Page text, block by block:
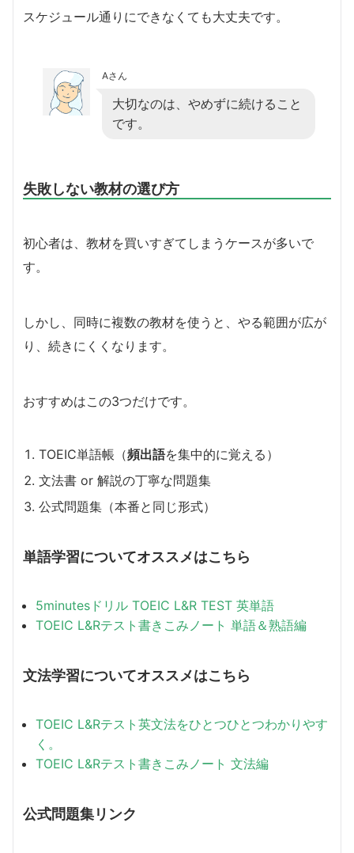
スケジュール通りにできなくても大丈夫です。
Aさん
大切なのは、やめずに続けること
です。
失敗しない教材の選び方
初心者は、教材を買いすぎてしまうケースが多いで
す。
しかし、同時に複数の教材を使うと、やる範囲が広が
り、続きにくくなります。
おすすめはこの3つだけです。
TOEIC単語帳（頻出語を集中的に覚える）
文法書 or 解説の丁寧な問題集
公式問題集（本番と同じ形式）
単語学習についてオススメはこちら
5minutesドリル TOEIC L&R TEST 英単語
TOEIC L&Rテスト書きこみノート 単語＆熟語編
文法学習についてオススメはこちら
TOEIC L&Rテスト英文法をひとつひとつわかりやす
く。
TOEIC L&Rテスト書きこみノート 文法編
公式問題集リンク